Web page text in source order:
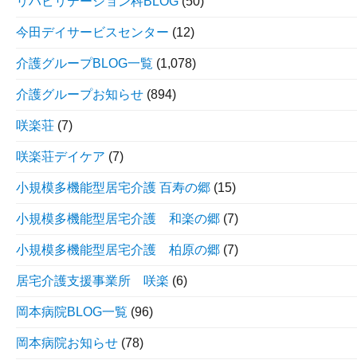
今田デイサービスセンター (12)
介護グループBLOG一覧 (1,078)
介護グループお知らせ (894)
咲楽荘 (7)
咲楽荘デイケア (7)
小規模多機能型居宅介護 百寿の郷 (15)
小規模多機能型居宅介護 和楽の郷 (7)
小規模多機能型居宅介護 柏原の郷 (7)
居宅介護支援事業所 咲楽 (6)
岡本病院BLOG一覧 (96)
岡本病院お知らせ (78)